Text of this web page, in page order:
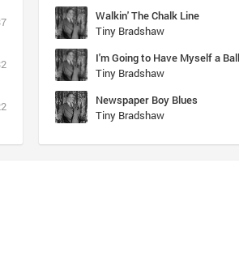
Walkin' The Chalk Line
Tiny Bradshaw
I'm Going to Have Myself a Ball
Tiny Bradshaw
Newspaper Boy Blues
Tiny Bradshaw